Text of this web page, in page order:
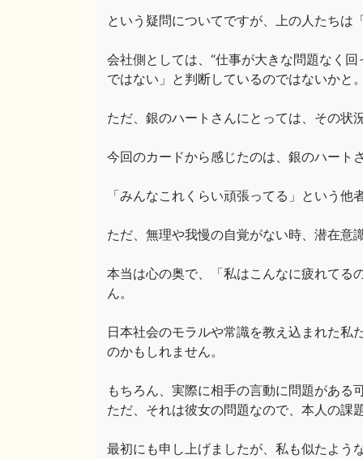
という疑問についてですが、上の人たちは
会社側としては、“仕事が大きな問題なく
ではない」と判断しているのではないかと
ただ、銀のハートさんにとっては、その状
今回のカードから感じたのは、銀のハート
「みんなこれくらい頑張ってる」という
ただ、無理や我慢の自覚がない時、潜在意
本当は心の奥で、「私はこんなに疲れてる
ん。
日本社会のモラルや常識を教え込まれた
のかもしれません。
もちろん、実際に相手の言動に問題がある
ただ、それは彼女の問題なので、本人の課
最初にも申し上げましたが、私も似たよう